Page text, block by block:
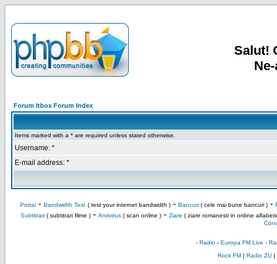
Salut!
Forum Itbox Forum Index
Items marked with a * are required unless stated otherwise.
Username: *
E-mail address: *
Portal- Bandwidth Test ( test your internet bandwidth )- Bancuri( cele mai bune bancuri )-
Subtitrari( subtitrari filme )- Antivirus( scan online )- Ziare ( ziare romanesti in ordine
- Radio- Europa FM Live -
Rock FM| Radio ZU|